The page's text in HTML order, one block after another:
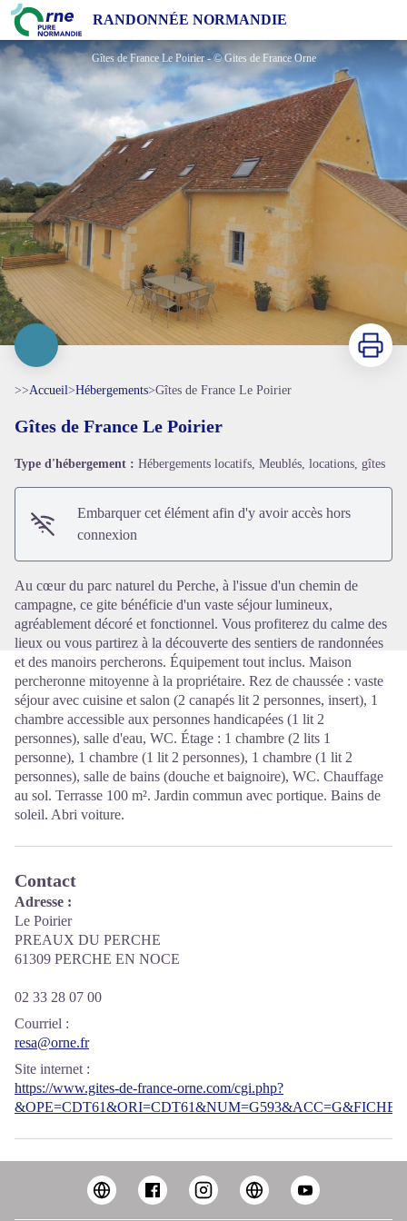
RANDONNÉE NORMANDIE
Gîtes de France Le Poirier
Gîtes de France Le Poirier - © Gites de France Orne
Voir l'image en plein écran
Imprimer
>>Accueil>Hébergements>Gîtes de France Le Poirier
Gîtes de France Le Poirier
Type d'hébergement : Hébergements locatifs, Meublés, locations, gîtes
Embarquer cet élément afin d'y avoir accès hors
connexion
Au cœur du parc naturel du Perche, à l'issue d'un chemin de
campagne, ce gite bénéficie d'un vaste séjour lumineux,
agréablement décoré et fonctionnel. Vous profiterez du calme des
lieux ou vous partirez à la découverte des sentiers de randonnées
et des manoirs percherons. Équipement tout inclus. Maison
percheronne mitoyenne à la propriétaire. Rez de chaussée : vaste
séjour avec cuisine et salon (2 canapés lit 2 personnes, insert), 1
chambre accessible aux personnes handicapées (1 lit 2
personnes), salle d'eau, WC. Étage : 1 chambre (2 lits 1
personne), 1 chambre (1 lit 2 personnes), 1 chambre (1 lit 2
personnes), salle de bains (douche et baignoire), WC. Chauffage
au sol. Terrasse 100 m². Jardin commun avec portique. Bains de
soleil. Abri voiture.
Contact
Adresse :
Le Poirier
PREAUX DU PERCHE
61309 PERCHE EN NOCE
02 33 28 07 00
Courriel :
resa@orne.fr
Site internet :
https://www.gites-de-france-orne.com/cgi.php?